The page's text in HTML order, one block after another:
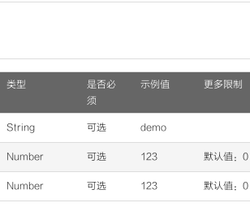
类型
是否必
须
示例值 更多限制
String 可选 demo
Number 可选 123 默认值：0
Number 可选 123 默认值：0